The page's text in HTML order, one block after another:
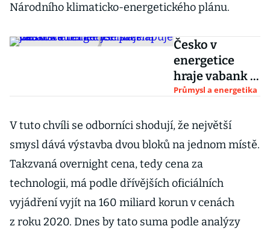
Národního klimaticko-energetického plánu.
Česko v
energetice
hraje vabank a
téměř vše sází
ale jen
přešlapuje na
místě
Průmysl a energetika
V tuto chvíli se odborníci shodují, že největší
smysl dává výstavba dvou bloků na jednom místě.
Takzvaná overnight cena, tedy cena za
technologii, má podle dřívějších oficiálních
vyjádření vyjít na 160 miliard korun v cenách
z roku 2020. Dnes by tato suma podle analýzy